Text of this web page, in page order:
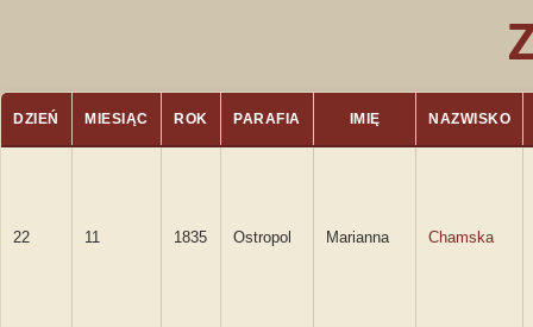
DZIEŃ MIESIĄC ROK PARAFIA IMIĘ NAZWISKO
22 11 1835 Ostropol Marianna Chamska